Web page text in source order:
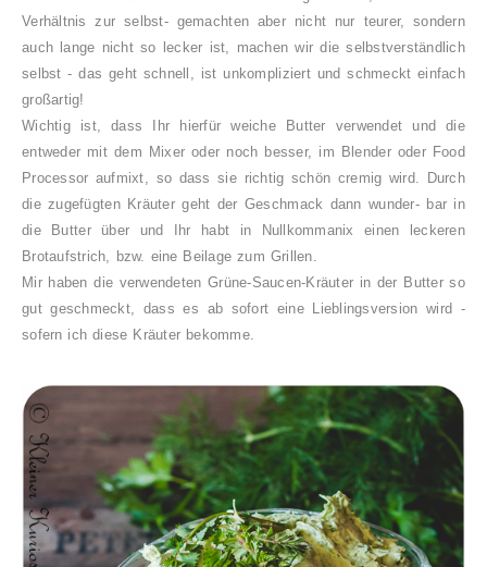
Verhältnis zur selbst- gemachten aber nicht nur teurer, sondern
auch lange nicht so lecker ist, machen wir die selbstverständlich
selbst - das geht schnell, ist unkompliziert und schmeckt einfach
großartig!
Wichtig ist, dass Ihr hierfür weiche Butter verwendet und die
entweder mit dem Mixer oder noch besser, im Blender oder Food
Processor aufmixt, so dass sie richtig schön cremig wird. Durch
die zugefügten Kräuter geht der Geschmack dann wunder- bar in
die Butter über und Ihr habt in Nullkommanix einen leckeren
Brotaufstrich, bzw. eine Beilage zum Grillen.
Mir haben die verwendeten Grüne-Saucen-Kräuter in der Butter so
gut geschmeckt, dass es ab sofort eine Lieblingsversion wird -
sofern ich diese Kräuter bekomme.